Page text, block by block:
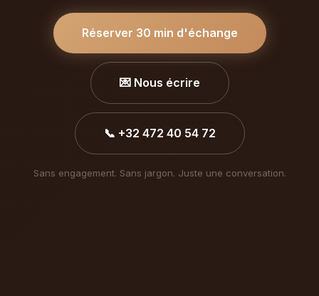
Réserver 30 min d'échange
💌 Nous écrire
📞 +32 472 40 54 72
Sans engagement. Sans jargon. Juste une conversation.